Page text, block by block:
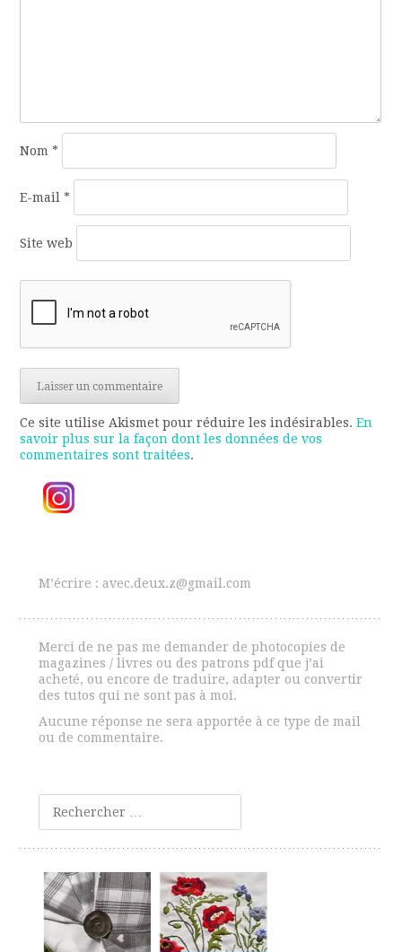
Nom*
E-mail*
Site web
Ce site utilise Akismet pour réduire les indésirables.En
savoir plus sur la façon dont les données de vos
commentaires sont traitées.
M’écrire : avec.deux.z@gmail.com
Merci de ne pas me demander de photocopies de
magazines / livres ou des patrons pdf que j’ai
acheté, ou encore de traduire, adapter ou convertir
des tutos qui ne sont pas à moi.
Aucune réponse ne sera apportée à ce type de mail
ou de commentaire.
Rechercher